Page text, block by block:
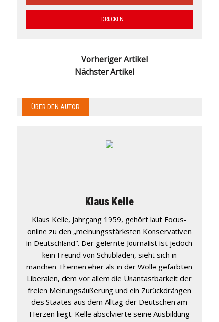
DRUCKEN
Vorheriger Artikel
Nächster Artikel
ÜBER DEN AUTOR
Klaus Kelle
Klaus Kelle, Jahrgang 1959, gehört laut Focus-
online zu den „meinungsstärksten Konservativen
in Deutschland“. Der gelernte Journalist ist jedoch
kein Freund von Schubladen, sieht sich in
manchen Themen eher als in der Wolle gefärbten
Liberalen, dem vor allem die Unantastbarkeit der
freien Meinungsäußerung und ein Zurückdrängen
des Staates aus dem Alltag der Deutschen am
Herzen liegt. Kelle absolvierte seine Ausbildung